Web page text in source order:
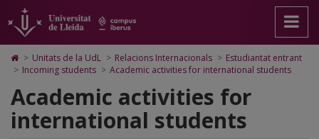
Academic
activities
for
international
students
pàgina
principal.
Universitat
Lleida
contingut
principal
pàgina
Mapa
Web.
Universitat
Lleida
Cerca
Accessibilitat.
Universitat
Lleida
Icono
de
para
ir
a
la
> Unitats de la UdL > Relacions Internacionals > Estudiantat entrant
> Incoming students > Academic activities for international students
Academic activities for
international students